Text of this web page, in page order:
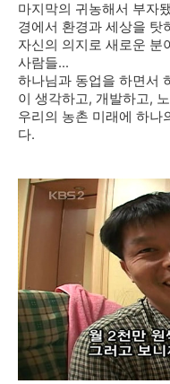
마지막의 귀농해서 부자
경에서 환경과 세상을 탓
자신의 의지로 새로운 분
사람들...
하나님과 동업을 하면서
이 생각하고, 개발하고,
우리의 농촌 미래에 하나
다.